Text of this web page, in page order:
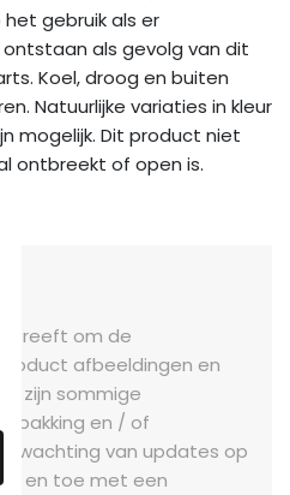
gebruik als er
als gevolg van dit
Koel, droog en buiten
Natuurlijke variaties in kleur
mogelijk. Dit product niet
ontbreekt of open is.
streeft om de
product afbeeldingen en
zijn sommige
en / of
van updates op
en toe met een